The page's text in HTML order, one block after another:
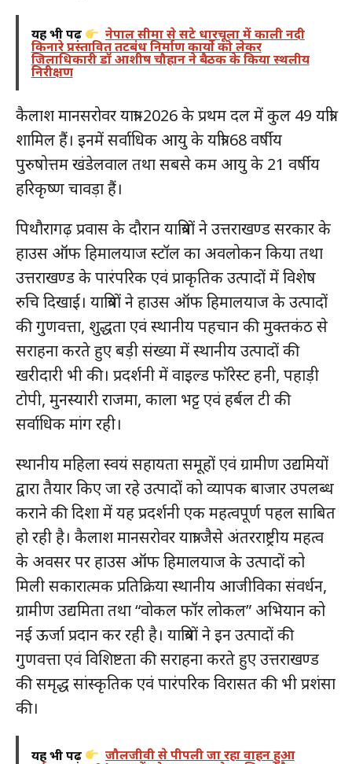
यह भी पढ़ें नेपाल सीमा से सटे धारचूला में काली नदी
किनारे प्रस्तावित तटबंध निर्माण कार्यो को लेकर
जिलाधिकारी डॉ आशीष चौहान ने बैठक के किया स्थलीय
निरीक्षण
कैलाश मानसरोवर यात्रा-2026 के प्रथम दल में कुल 49 यात्री
शामिल हैं। इनमें सर्वाधिक आयु के यात्री 68 वर्षीय
पुरुषोत्तम खंडेलवाल तथा सबसे कम आयु के 21 वर्षीय
हरिकृष्ण चावड़ा हैं।
पिथौरागढ़ प्रवास के दौरान यात्रियों ने उत्तराखण्ड सरकार के
हाउस ऑफ हिमालयाज स्टॉल का अवलोकन किया तथा
उत्तराखण्ड के पारंपरिक एवं प्राकृतिक उत्पादों में विशेष
रुचि दिखाई। यात्रियों ने हाउस ऑफ हिमालयाज के उत्पादों
की गुणवत्ता, शुद्धता एवं स्थानीय पहचान की मुक्तकंठ से
सराहना करते हुए बड़ी संख्या में स्थानीय उत्पादों की
खरीदारी भी की। प्रदर्शनी में वाइल्ड फॉरेस्ट हनी, पहाड़ी
टोपी, मुनस्यारी राजमा, काला भट्ट एवं हर्बल टी की
सर्वाधिक मांग रही।
स्थानीय महिला स्वयं सहायता समूहों एवं ग्रामीण उद्यमियों
द्वारा तैयार किए जा रहे उत्पादों को व्यापक बाजार उपलब्ध
कराने की दिशा में यह प्रदर्शनी एक महत्वपूर्ण पहल साबित
हो रही है। कैलाश मानसरोवर यात्रा जैसे अंतरराष्ट्रीय महत्व
के अवसर पर हाउस ऑफ हिमालयाज के उत्पादों को
मिली सकारात्मक प्रतिक्रिया स्थानीय आजीविका संवर्धन,
ग्रामीण उद्यमिता तथा “वोकल फॉर लोकल” अभियान को
नई ऊर्जा प्रदान कर रही है। यात्रियों ने इन उत्पादों की
गुणवत्ता एवं विशिष्टता की सराहना करते हुए उत्तराखण्ड
की समृद्ध सांस्कृतिक एवं पारंपरिक विरासत की भी प्रशंसा
की।
यह भी पढ़ें जौलजीवी से पीपली जा रहा वाहन हुआ